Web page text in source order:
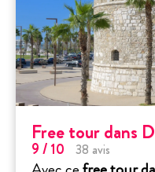
Free tour dans
9/ 10 38 avis